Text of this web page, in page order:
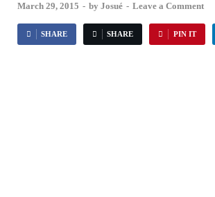
March 29, 2015 - by Josué - Leave a Comment
SHARE SHARE PIN IT